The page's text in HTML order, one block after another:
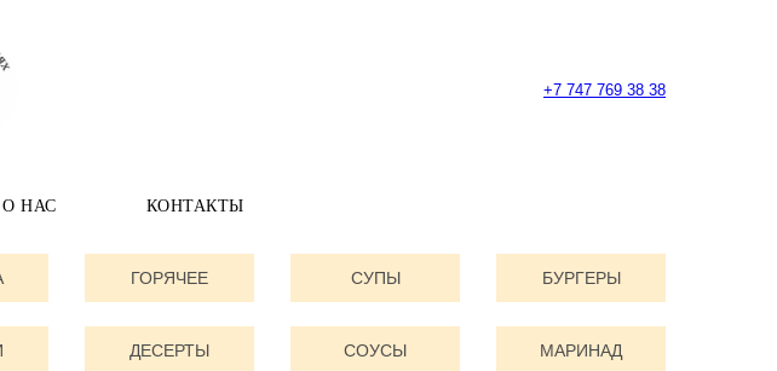
+7 747 769 38 38
О НАС КОНТАКТЫ
ГОРЯЧЕЕ СУПЫ БУРГЕРЫ
ДЕСЕРТЫ СОУСЫ МАРИНАД